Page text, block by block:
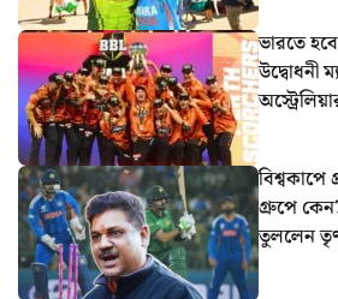
ভারতে
উদ্বোধনী
গ্রুপে
তুললেন